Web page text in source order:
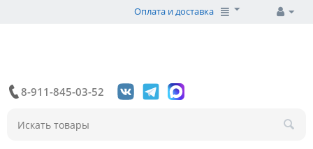
Оплата и доставка
8-911-845-03-52